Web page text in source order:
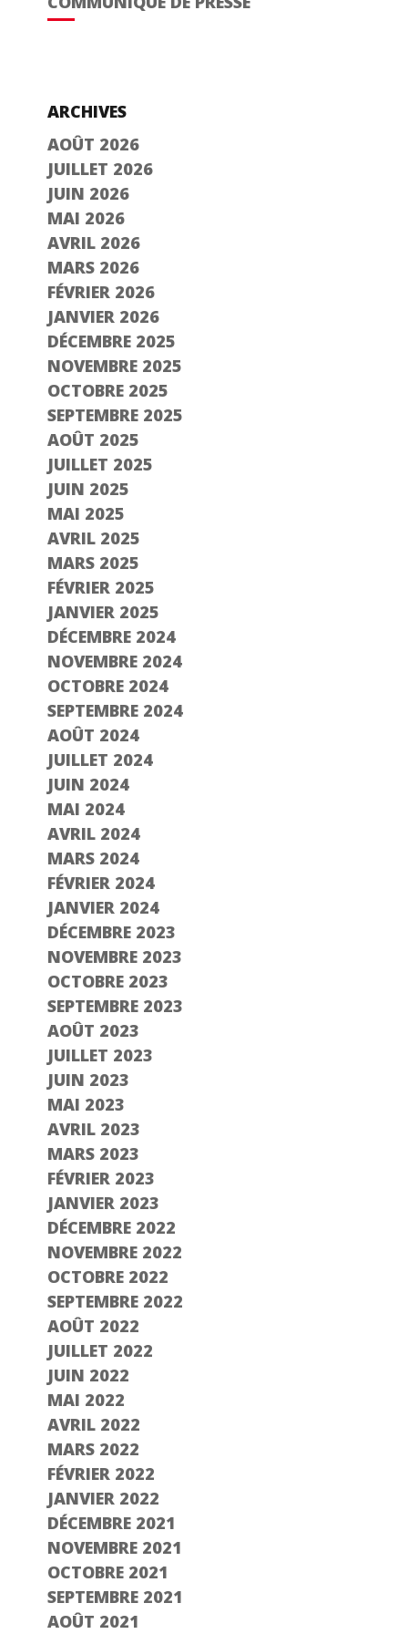
ARCHIVES
AOÛT 2026
JUILLET 2026
JUIN 2026
MAI 2026
AVRIL 2026
MARS 2026
FÉVRIER 2026
JANVIER 2026
DÉCEMBRE 2025
NOVEMBRE 2025
OCTOBRE 2025
SEPTEMBRE 2025
AOÛT 2025
JUILLET 2025
JUIN 2025
MAI 2025
AVRIL 2025
MARS 2025
FÉVRIER 2025
JANVIER 2025
DÉCEMBRE 2024
NOVEMBRE 2024
OCTOBRE 2024
SEPTEMBRE 2024
AOÛT 2024
JUILLET 2024
JUIN 2024
MAI 2024
AVRIL 2024
MARS 2024
FÉVRIER 2024
JANVIER 2024
DÉCEMBRE 2023
NOVEMBRE 2023
OCTOBRE 2023
SEPTEMBRE 2023
AOÛT 2023
JUILLET 2023
JUIN 2023
MAI 2023
AVRIL 2023
MARS 2023
FÉVRIER 2023
JANVIER 2023
DÉCEMBRE 2022
NOVEMBRE 2022
OCTOBRE 2022
SEPTEMBRE 2022
AOÛT 2022
JUILLET 2022
JUIN 2022
MAI 2022
AVRIL 2022
MARS 2022
FÉVRIER 2022
JANVIER 2022
DÉCEMBRE 2021
NOVEMBRE 2021
OCTOBRE 2021
SEPTEMBRE 2021
AOÛT 2021